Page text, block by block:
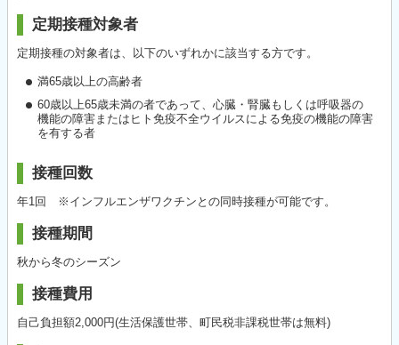
定期接種対象者
定期接種の対象者は、以下のいずれかに該当する方です。
満65歳以上の高齢者
60歳以上65歳未満の者であって、心臓・腎臓もしくは呼吸器の
機能の障害またはヒト免疫不全ウイルスによる免疫の機能の障害
を有する者
接種回数
年1回 ※インフルエンザワクチンとの同時接種が可能です。
接種期間
秋から冬のシーズン
接種費用
自己負担額2,000円(生活保護世帯、町民税非課税世帯は無料)